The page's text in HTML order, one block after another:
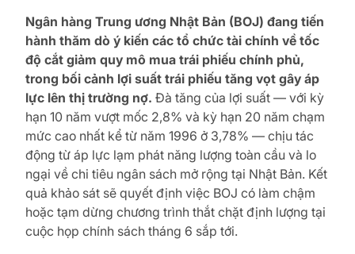
Ngân hàng Trung ương Nhật Bản (BOJ) đang tiến
hành thăm dò ý kiến các tổ chức tài chính về tốc
độ cắt giảm quy mô mua trái phiếu chính phủ,
trong bối cảnh lợi suất trái phiếu tăng vọt gây áp
lực lên thị trường nợ. Đà tăng của lợi suất — với kỳ
hạn 10 năm vượt mốc 2,8% và kỳ hạn 20 năm chạm
mức cao nhất kể từ năm 1996 ở 3,78% — chịu tác
động từ áp lực lạm phát năng lượng toàn cầu và lo
ngại về chi tiêu ngân sách mở rộng tại Nhật Bản. Kết
quả khảo sát sẽ quyết định việc BOJ có làm chậm
hoặc tạm dừng chương trình thắt chặt định lượng tại
cuộc họp chính sách tháng 6 sắp tới.